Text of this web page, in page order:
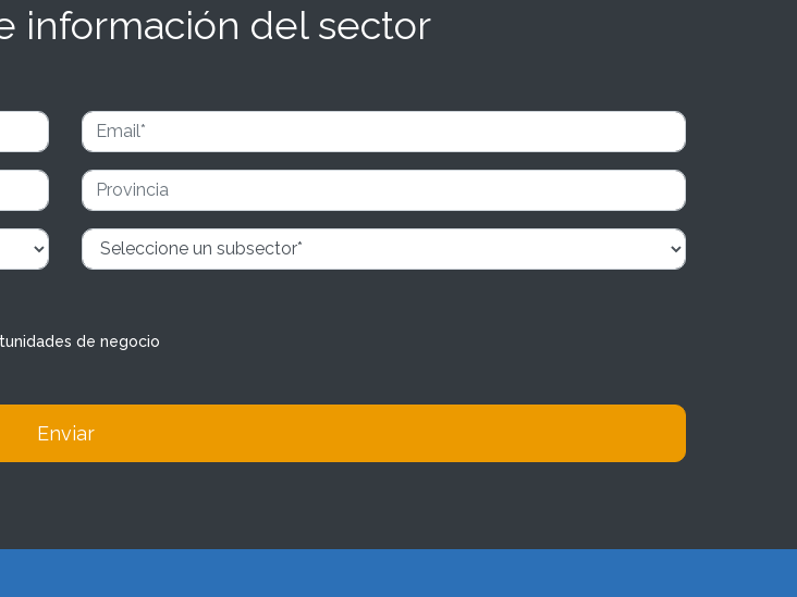
información del sector
de negocio
Enviar